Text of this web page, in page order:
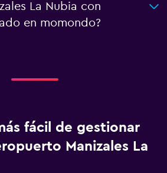
La Nubia con
en momondo?
fácil de gestionar
Manizales La